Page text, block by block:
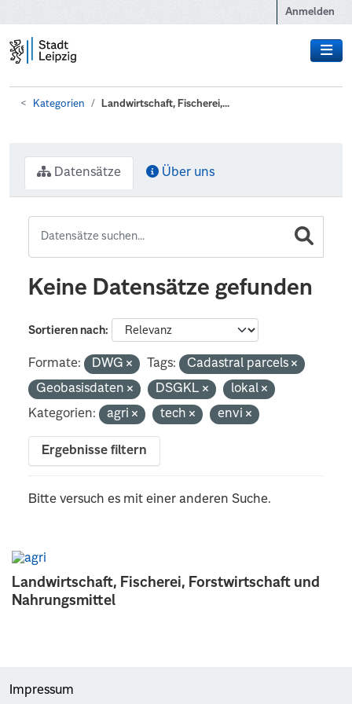
Anmelden
Kategorien Landwirtschaft, Fischerei,...
Landwirtschaft, Fischerei, Forstwirtschaft und
Nahrungsmittel
Datensätze Über uns
Keine Datensätze gefunden
Sortieren nach
Formate: DWG Tags:
Cadastral parcels
Geobasisdaten
DSGKL
lokal
Kategorien:
agri tech envi
Ergebnisse filtern
Bitte versuch es mit einer anderen Suche.
Impressum